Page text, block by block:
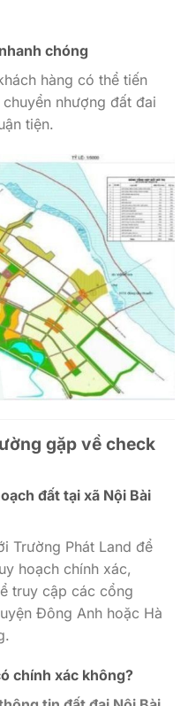
chóng
hàng có thể tiến
nhượng đất đai
tiện.
gặp về check
đất tại xã Nội Bài
Trường Phát Land để
hoạch chính xác,
truy cập các cổng
Đông Anh hoặc Hà
chính xác không?